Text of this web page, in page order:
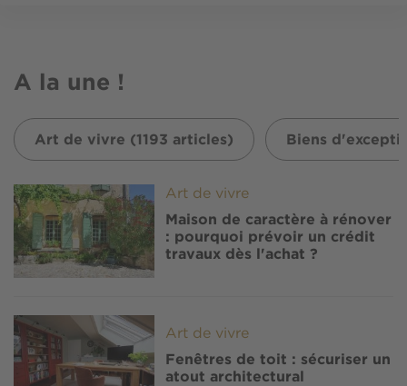
A la une !
Art de vivre (1193 articles) Biens
Image Art de vivre
Maison de caractère à rénover
: pourquoi prévoir un crédit
travaux dès l'achat ?
Image
Art de vivre
Fenêtres de toit : sécuriser un
atout architectural